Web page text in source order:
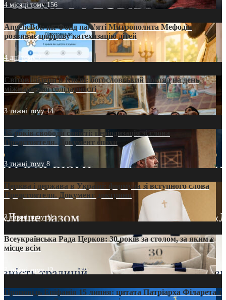
4 місяці тому156
AngelicBot: як Фонд пам’яті Митрополита Мефодія
розвиває цифрову катехизацію дітей
4 дні тому7
Світові лідери в Києві: богословський погляд на день
міжнародної солідарності
3 тижні тому14
35 років свободи совісті: періодизація зі слова
Предстоятеля. Документ епохи
3 тижні тому 8
Церква і держава в Україні: формула зі вступного слова
Предстоятеля. Документ доктрини
3 тижні тому11
Всеукраїнська Рада Церков: 30 років за столом, за яким є
місце всім
3 тижні тому12
Проповідь Епіфанія 15 липня: цитата Патріарха Філарета з